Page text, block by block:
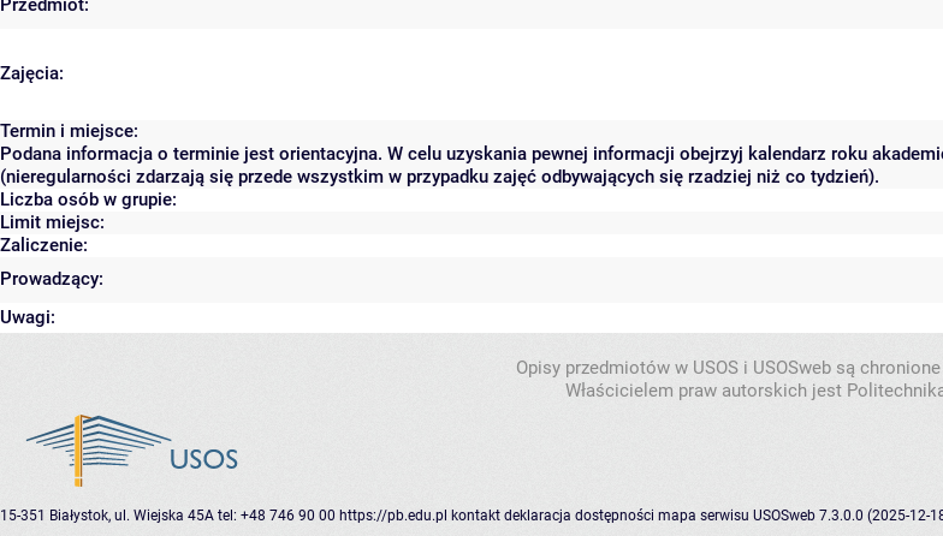
Zajęcia:
Termin i miejsce:
Podana informacja o terminie jest orientacyjna. W celu uzyskania pewnej informacji obejrzyj kalendarz roku
(nieregularności zdarzają się przede wszystkim w przypadku zajęć odbywających się rzadziej niż co tydzień).
Liczba osób w grupie:
Limit miejsc:
Zaliczenie:
Prowadzący:
Uwagi:
Opisy przedmiotów w USOS i USOSweb są
Właścicielem praw autorskich jest
15-351 Białystok, ul. Wiejska 45A tel: +48 746 90 00 https://pb.edu.pl kontakt deklaracja dostępności mapa serwisu USOSweb 7.3.0.0 (2025-12-